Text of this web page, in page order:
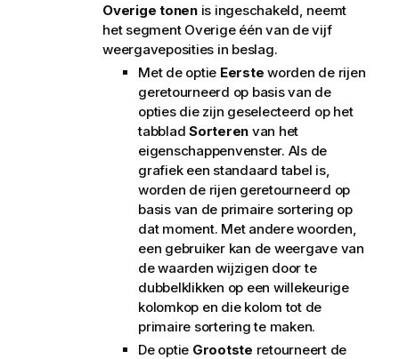
Overige tonenis ingeschakeld, neemt
het segment Overige één van de vijf
weergaveposities in beslag.
Met de optie Eerste worden de rijen
geretourneerd op basis van de
opties die zijn geselecteerd op het
tabblad Sorteren van het
eigenschappenvenster. Als de
grafiek een standaard tabel is,
worden de rijen geretourneerd op
basis van de primaire sortering op
dat moment. Met andere woorden,
een gebruiker kan de weergave van
de waarden wijzigen door te
dubbelklikken op een willekeurige
kolomkop en die kolom tot de
primaire sortering te maken.
De optie Grootste retourneert de